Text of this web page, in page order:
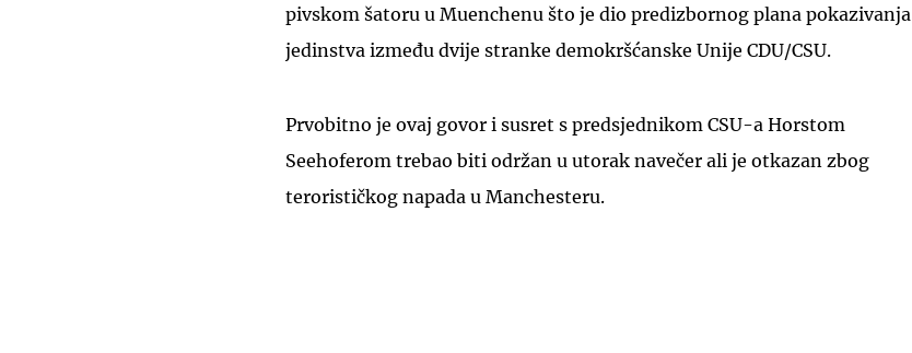
pivskom šatoru u Muenchenu što je dio predizbornog plana pokazivanja
jedinstva između dvije stranke demokršćanske Unije CDU/CSU.
Prvobitno je ovaj govor i susret s predsjednikom CSU-a Horstom
Seehoferom trebao biti održan u utorak navečer ali je otkazan zbog
terorističkog napada u Manchesteru.